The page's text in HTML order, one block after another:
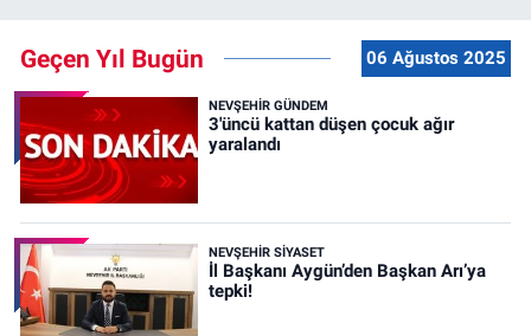
Geçen Yıl Bugün 06 Ağustos 2025
NEVŞEHIR GÜNDEM
3'üncü kattan düşen çocuk ağır
yaralandı
NEVŞEHIR SIYASET
İl Başkanı Aygün’den Başkan Arı’ya
tepki!